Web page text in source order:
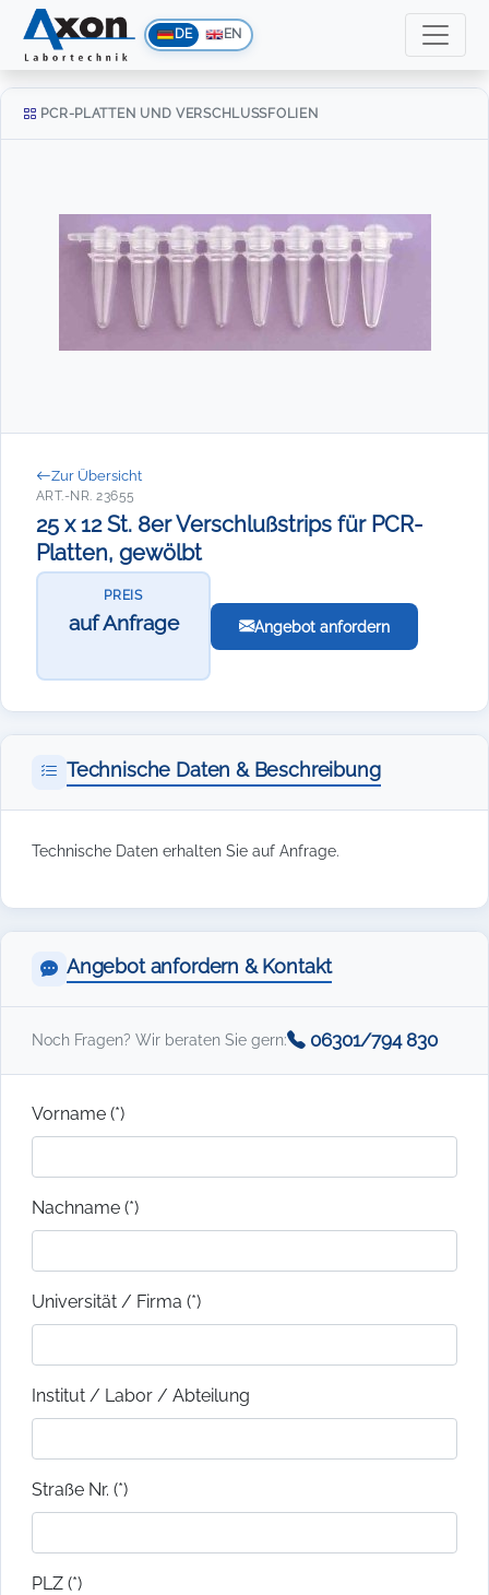
DE EN
PCR-PLATTEN UND VERSCHLUSSFOLIEN
Zur Übersicht
ART.-NR. 23655
25 x 12 St. 8er Verschlußstrips für PCR-
Platten, gewölbt
PREIS
auf Anfrage Angebot anfordern
Technische Daten & Beschreibung
Technische Daten erhalten Sie auf Anfrage.
Angebot anfordern & Kontakt
Noch Fragen? Wir beraten Sie gern: 06301/794 830
Vorname (*)
Nachname (*)
Universität / Firma (*)
Institut / Labor / Abteilung
Straße Nr. (*)
PLZ (*)